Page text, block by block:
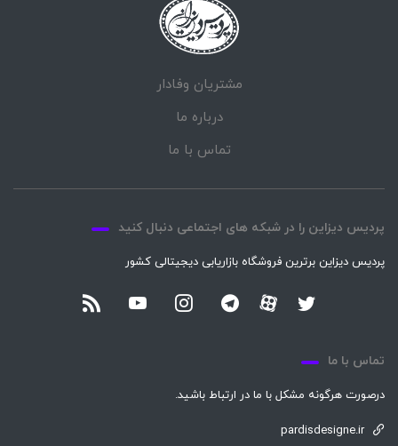
مشتریان وفادار
درباره ما
تماس با ما
پردیس دیزاین را در شبکه های اجتماعی دنبال کنید
پردیس دیزاین برترین فروشگاه بازاریابی دیجیتالی کشور
تماس با ما
درصورت هرگونه مشکل با ما در ارتباط باشید.
pardisdesigne.ir